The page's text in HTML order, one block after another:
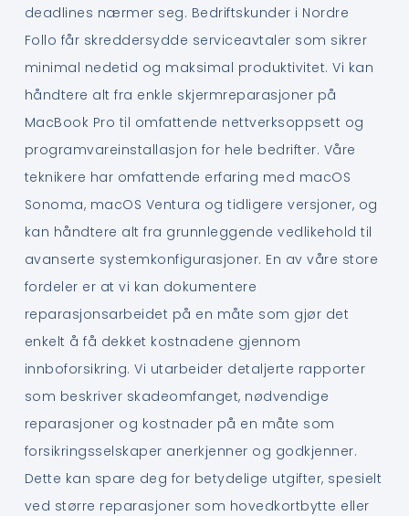
deadlines nærmer seg. Bedriftskunder i Nordre
Follo får skreddersydde serviceavtaler som sikrer
minimal nedetid og maksimal produktivitet. Vi kan
håndtere alt fra enkle skjermreparasjoner på
MacBook Pro til omfattende nettverksoppsett og
programvareinstallasjon for hele bedrifter. Våre
teknikere har omfattende erfaring med macOS
Sonoma, macOS Ventura og tidligere versjoner, og
kan håndtere alt fra grunnleggende vedlikehold til
avanserte systemkonfigurasjoner. En av våre store
fordeler er at vi kan dokumentere
reparasjonsarbeidet på en måte som gjør det
enkelt å få dekket kostnadene gjennom
innboforsikring. Vi utarbeider detaljerte rapporter
som beskriver skadeomfanget, nødvendige
reparasjoner og kostnader på en måte som
forsikringsselskaper anerkjenner og godkjenner.
Dette kan spare deg for betydelige utgifter, spesielt
ved større reparasjoner som hovedkortbytte eller